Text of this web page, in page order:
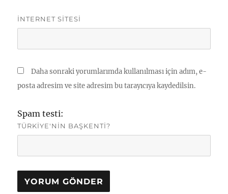
İNTERNET SITESI
Daha sonraki yorumlarımda kullanılması için adım, e-
posta adresim ve site adresim bu tarayıcıya kaydedilsin.
Spam testi:
TÜRKIYE'NIN BAŞKENTI?